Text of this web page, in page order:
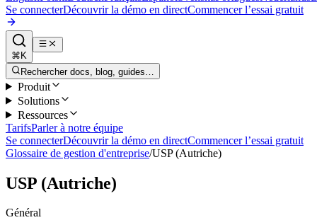
Se connecterDécouvrir la démo en directCommencer l’essai gratuit
⌘K
Rechercher docs, blog, guides…
Produit
Solutions
Ressources
TarifsParler à notre équipe
Se connecterDécouvrir la démo en directCommencer l’essai gratuit
Glossaire de gestion d'entreprise/USP (Autriche)
USP (Autriche)
Général